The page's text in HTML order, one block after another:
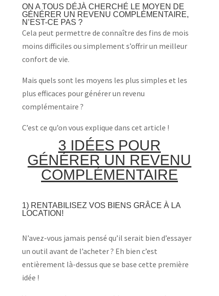
ON A TOUS DÉJÀ CHERCHÉ LE MOYEN DE
GÉNÉRER UN REVENU COMPLÉMENTAIRE,
N’EST-CE PAS ?
Cela peut permettre de connaître des fins de mois
moins difficiles ou simplement s’offrir un meilleur
confort de vie.
Mais quels sont les moyens les plus simples et les
plus efficaces pour générer un revenu
complémentaire ?
C’est ce qu’on vous explique dans cet article !
3 IDÉES POUR
GÉNÉRER UN REVENU
COMPLÉMENTAIRE
1) RENTABILISEZ VOS BIENS GRÂCE À LA
LOCATION!
N’avez-vous jamais pensé qu’il serait bien d’essayer
un outil avant de l’acheter ? Eh bien c’est
entièrement là-dessus que se base cette première
idée !